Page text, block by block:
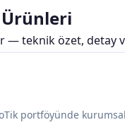
Ürünleri
— teknik özet, detay
portföyünde